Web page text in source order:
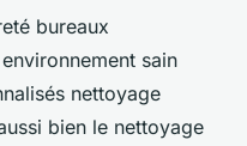
bureaux
sain
nettoyage
bien le nettoyage